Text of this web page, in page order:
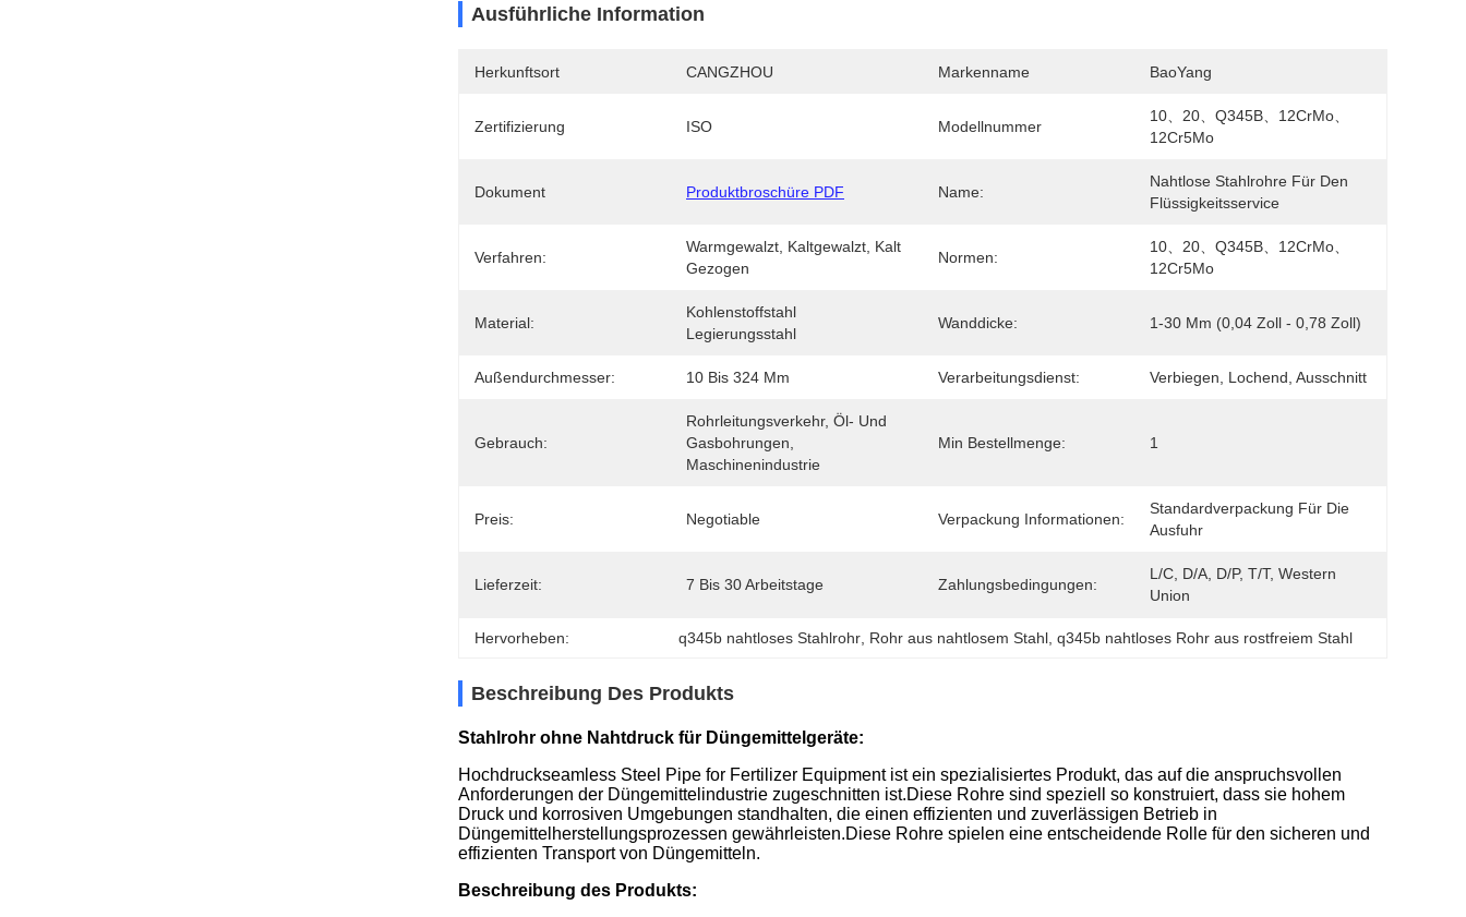
Ausführliche Information
Herkunftsort CANGZHOU Markenname BaoYang
Zertifizierung ISO Modellnummer
10、20、Q345B、12CrMo、
12Cr5Mo
Dokument Produktbroschüre PDF Name:
Nahtlose Stahlrohre Für Den
Flüssigkeitsservice
Verfahren:
Warmgewalzt, Kaltgewalzt, Kalt
Gezogen
Normen:
10、20、Q345B、12CrMo、
12Cr5Mo
Material:
Kohlenstoffstahl
Legierungsstahl
Wanddicke: 1-30 Mm (0,04 Zoll - 0,78 Zoll)
Außendurchmesser: 10 Bis 324 Mm Verarbeitungsdienst: Verbiegen, Lochend, Ausschnitt
Gebrauch:
Rohrleitungsverkehr, Öl- Und
Gasbohrungen,
Maschinenindustrie
Min Bestellmenge: 1
Preis: Negotiable Verpackung Informationen:
Standardverpackung Für Die
Ausfuhr
Lieferzeit: 7 Bis 30 Arbeitstage Zahlungsbedingungen:
L/C, D/A, D/P, T/T, Western
Union
Hervorheben: q345b nahtloses Stahlrohr Rohr aus nahtlosem Stahl , q345b nahtloses Rohr aus rostfreiem Stahl
Beschreibung Des Produkts
Stahlrohr ohne Nahtdruck für Düngemittelgeräte:
Hochdruckseamless Steel Pipe for Fertilizer Equipment ist ein spezialisiertes Produkt, das auf die anspruchsvollen
Anforderungen der Düngemittelindustrie zugeschnitten ist.Diese Rohre sind speziell so konstruiert, dass sie hohem
Druck und korrosiven Umgebungen standhalten, die einen effizienten und zuverlässigen Betrieb in
Düngemittelherstellungsprozessen gewährleisten.Diese Rohre spielen eine entscheidende Rolle für den sicheren und
effizienten Transport von Düngemitteln.
Beschreibung des Produkts: